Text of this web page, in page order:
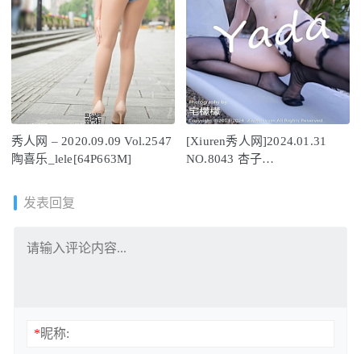
秀人网 – 2020.09.09 Vol.2547
陶喜乐_lele[64P663M]
[Xiuren秀人网]2024.01.31
NO.8043 杏子
发表回复
*昵称: